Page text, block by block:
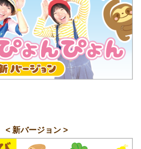
< 新バージョン >